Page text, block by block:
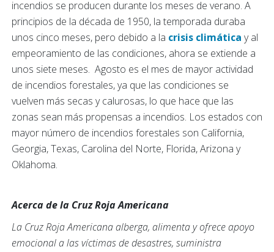
incendios se producen durante los meses de verano. A
principios de la década de 1950, la temporada duraba
unos cinco meses, pero debido a la crisis climática y al
empeoramiento de las condiciones, ahora se extiende a
unos siete meses. Agosto es el mes de mayor actividad
de incendios forestales, ya que las condiciones se
vuelven más secas y calurosas, lo que hace que las
zonas sean más propensas a incendios. Los estados con
mayor número de incendios forestales son California,
Georgia, Texas, Carolina del Norte, Florida, Arizona y
Oklahoma.
Acerca de la Cruz Roja Americana
La Cruz Roja Americana alberga, alimenta y ofrece apoyo
emocional a las víctimas de desastres, suministra